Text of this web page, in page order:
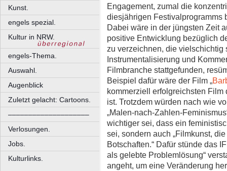
Kunst.
engels spezial.
Kultur in NRW.
engels-Thema.
Auswahl.
Augenblick
Zuletzt gelacht: Cartoons.
––––––––––––––––––––
Verlosungen.
Jobs.
Kulturlinks.
Engagement, zumal die
diesjährigen Festivalprogramms
Dabei wäre in der jüngsten Zeit
positive Entwicklung bezüglich
zu verzeichnen, die vielschichtig
Instrumentalisierung und
Filmbranche stattgefunden,
Beispiel dafür wäre der Film „
kommerziell erfolgreichsten
ist. Trotzdem würden nach wie
„Malen-nach-Zahlen-
wichtiger sei, dass ein
sei, sondern auch „Filmkunst,
Botschaften.“ Dafür stünde das
als gelebte Problemlösung“
angeht, um eine Veränderung